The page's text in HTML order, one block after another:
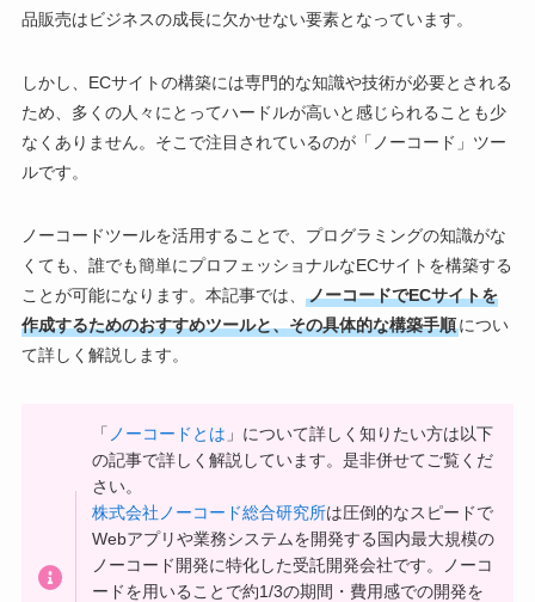
品販売はビジネスの成長に欠かせない要素となっています。
しかし、ECサイトの構築には専門的な知識や技術が必要とされる
ため、多くの人々にとってハードルが高いと感じられることも少
なくありません。そこで注目されているのが「ノーコード」ツー
ルです。
ノーコードツールを活用することで、プログラミングの知識がな
くても、誰でも簡単にプロフェッショナルなECサイトを構築する
ことが可能になります。本記事では、
ノーコードでECサイトを
作成するためのおすすめツールと、その具体的な構築手順につい
て詳しく解説します。
「 ノーコードとは 」について詳しく知りたい方は以下
の記事で詳しく解説しています。是非併せてご覧くだ
さい。
株式会社ノーコード総合研究所は圧倒的なスピードで
Webアプリや業務システムを開発する国内最大規模の
ノーコード開発に特化した受託開発会社です。ノーコ
ードを用いることで約1/3の期間・費用感での開発を